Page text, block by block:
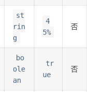
st
rin
g
4
5%
否
bo
ole
an
tr
ue
否